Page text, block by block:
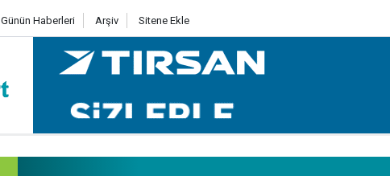
Günün Haberleri Arşiv Sitene Ekle